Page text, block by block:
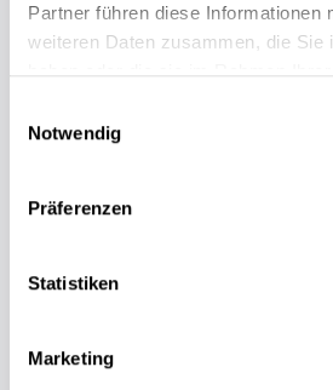
Partner führen diese Informationen
weiteren Daten zusammen, die Sie
Notwendig
Präferenzen
Statistiken
Marketing
Sofortige Buchungsbestätigung
Persönlicher Gästeservice vor
Fragen und Wünsche?